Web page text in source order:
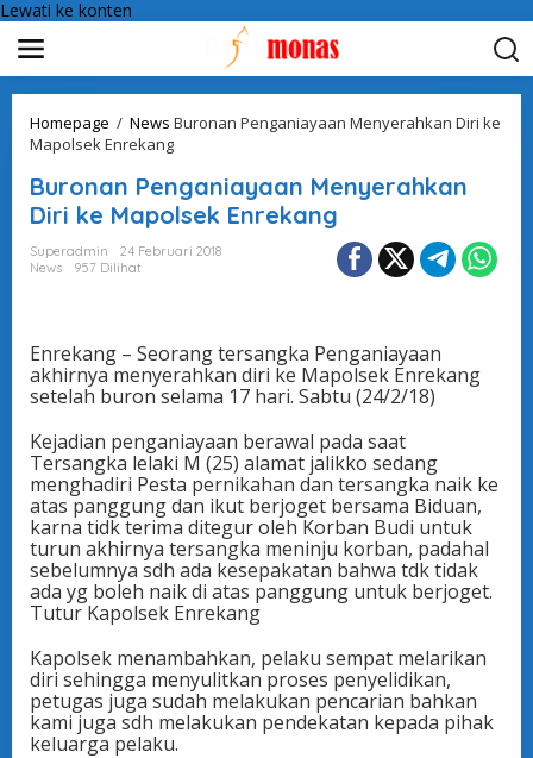
Lewati ke konten
Homepage / News Buronan Penganiayaan Menyerahkan Diri ke
Mapolsek Enrekang
Buronan Penganiayaan Menyerahkan
Diri ke Mapolsek Enrekang
Superadmin
24 Februari 2018
News
957 Dilihat
Enrekang – Seorang tersangka Penganiayaan
akhirnya menyerahkan diri ke Mapolsek Enrekang
setelah buron selama 17 hari. Sabtu (24/2/18)
Kejadian penganiayaan berawal pada saat
Tersangka lelaki M (25) alamat jalikko sedang
menghadiri Pesta pernikahan dan tersangka naik ke
atas panggung dan ikut berjoget bersama Biduan,
karna tidk terima ditegur oleh Korban Budi untuk
turun akhirnya tersangka meninju korban, padahal
sebelumnya sdh ada kesepakatan bahwa tdk tidak
ada yg boleh naik di atas panggung untuk berjoget.
Tutur Kapolsek Enrekang
Kapolsek menambahkan, pelaku sempat melarikan
diri sehingga menyulitkan proses penyelidikan,
petugas juga sudah melakukan pencarian bahkan
kami juga sdh melakukan pendekatan kepada pihak
keluarga pelaku.